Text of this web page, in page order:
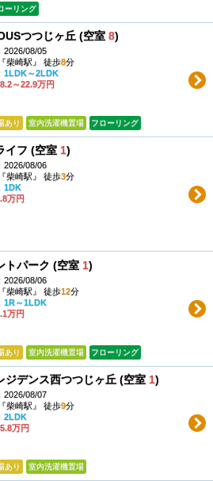
ーリング
つつじヶ丘 (空室 8)
2026/08/05
柴崎駅』 徒歩8分
1LDK～2LDK
～22.9万円
あり 室内洗濯機置場 フローリング
イフ (空室 1)
2026/08/06
柴崎駅』 徒歩3分
1DK
万円
トパーク (空室 1)
2026/08/06
柴崎駅』 徒歩12分
1R～1LDK
万円
あり 室内洗濯機置場 フローリング
ジデンス西つつじヶ丘 (空室 1)
2026/08/07
柴崎駅』 徒歩9分
2LDK
万円
あり 室内洗濯機置場